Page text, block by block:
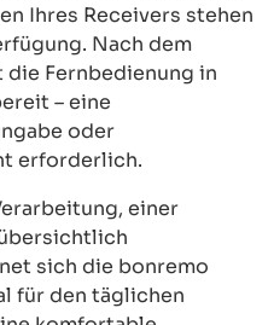
Ihres Receivers stehen
Nach dem
Fernbedienung in
– eine
oder
erforderlich.
einer
sich die bonremo
für den täglichen